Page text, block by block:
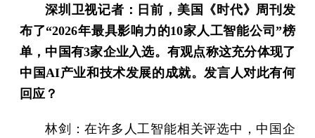
深圳卫视记者：日前，美国《时代》周刊发
布了“2026年最具影响力的10家人工智能公司”榜
单，中国有3家企业入选。有观点称这充分体现了
中国AI产业和技术发展的成就。发言人对此有何
回应？
林剑：在许多人工智能相关评选中，中国企